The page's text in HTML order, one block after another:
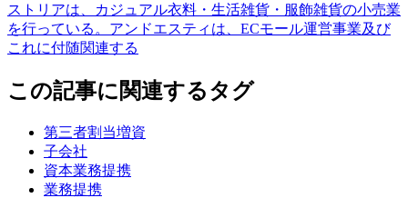
ストリアは、カジュアル衣料・生活雑貨・服飾雑貨の小売業
を行っている。アンドエスティは、ECモール運営事業及び
これに付随関連する
この記事に関連するタグ
第三者割当増資
子会社
資本業務提携
業務提携